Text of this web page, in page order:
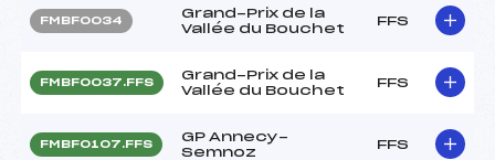
FMBF0034
Grand-Prix de la
Vallée du Bouchet
FFS
FMBF0037.FFS
Grand-Prix de la
Vallée du Bouchet
FFS
FMBF0107.FFS
GP Annecy-
Semnoz
FFS